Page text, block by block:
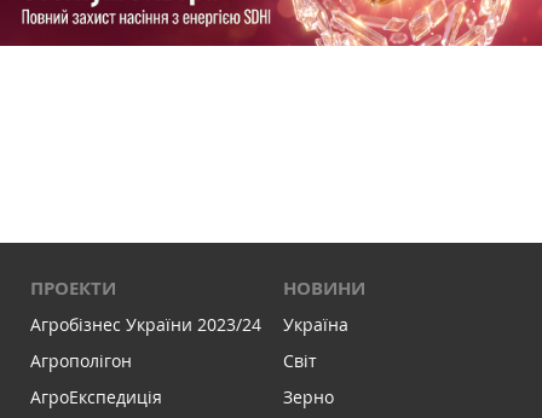
ПРОЕКТИ
Агробізнес України 2023/24
Агрополігон
АгроЕкспедиція
НОВИНИ
Україна
Світ
Зерно